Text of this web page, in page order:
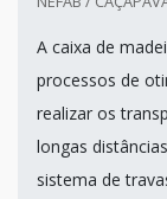
A caixa de
processos de
realizar os
longas
sistema de